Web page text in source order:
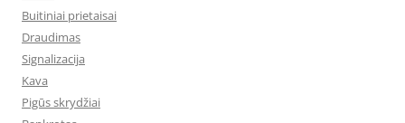
Buitiniai prietaisai
Draudimas
Signalizacija
Kava
Pigūs skrydžiai